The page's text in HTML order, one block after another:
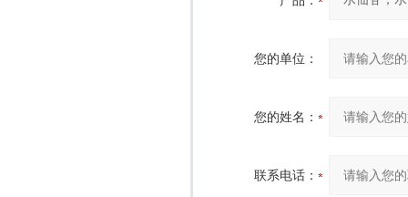
您的单位：
您的姓名：
联系电话：